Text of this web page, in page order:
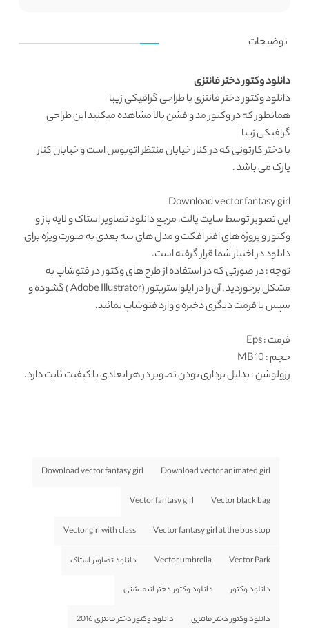
توضیحات
دانلود وکتور دختر فانتزی
دانلود وکتوردختر فانتزی با طراحی گرافیکی زیبا
همانطور که دروکتور مد و فشنبالا مشاهده میکنید این طراحی
گرافیکی زیبا
با دختر کارتونی که در کنار خیابان منتظر اتوبوس است و خیابان کنار
پارک می باشد .
Download vector fantasy girl
این تصویر توسطسایت پالت، مرجعدانلود تصاویر استاکو لایه باز و
وکتور و پروژه های افتر افکت و مدل های سه بعدی به صورت ویژه برای
دانلود در اختیار شما قرار گرفته است.
توجه : در صورتی که در استفاده از طرح های وکتور در فتوشاپ به
مشکل برخوردید , آن را در ایلواستریتور (Adobe Illustrator ) گشوده و
سپس با فرمت دیگری ذخیره و وارد فتوشاپ نمائید.
فرمت: Eps
حجم : 10 MB
رزولوشن: بدلیل برداری بودن تصویر در هر ابعادی با کیفیت ثابت دارد.
Download vector animated girl
Download vector fantasy girl
Vector black bag
Vector fantasy girl
Vector fantasy girl at the bus stop
Vector girl with class
Vector Park
Vector umbrella دانلود تصاویر استاک
دانلود وکتور دانلود وکتور دختر انیمیشنی
دانلود وکتور دختر فانتزی دانلود وکتور دختر فانتزی 2016